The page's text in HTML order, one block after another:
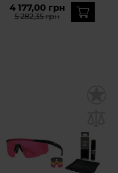
4 177,00 грн
5 282,35 грн